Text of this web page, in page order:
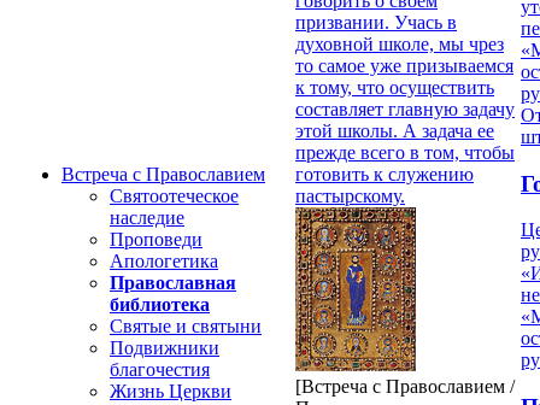
Встреча с Православием
Святоотеческое
наследие
Проповеди
Апологетика
Православная
библиотека
Святые и святыни
Подвижники
благочестия
Жизнь Церкви
призвании. Учась в
духовной школе, мы чрез
то самое уже призываемся
к тому, что осуществить
составляет главную задачу
этой школы. А задача ее
прежде всего в том, чтобы
готовить к служению
пастырскому.
[Встреча с Православием /